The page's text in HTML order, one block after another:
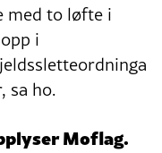
med to løfte i
i
sa ho.
Moflag.